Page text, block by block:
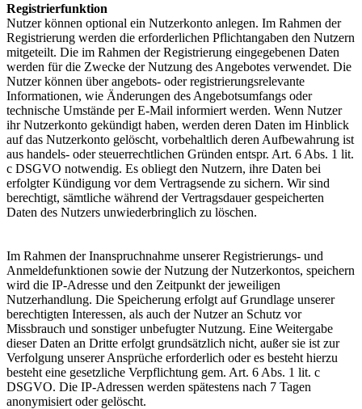
Registrierfunktion
Nutzer können optional ein Nutzerkonto anlegen. Im Rahmen der
Registrierung werden die erforderlichen Pflichtangaben den Nutzern
mitgeteilt. Die im Rahmen der Registrierung eingegebenen Daten
werden für die Zwecke der Nutzung des Angebotes verwendet. Die
Nutzer können über angebots- oder registrierungsrelevante
Informationen, wie Änderungen des Angebotsumfangs oder
technische Umstände per E-Mail informiert werden. Wenn Nutzer
ihr Nutzerkonto gekündigt haben, werden deren Daten im Hinblick
auf das Nutzerkonto gelöscht, vorbehaltlich deren Aufbewahrung ist
aus handels- oder steuerrechtlichen Gründen entspr. Art. 6 Abs. 1 lit.
c DSGVO notwendig. Es obliegt den Nutzern, ihre Daten bei
erfolgter Kündigung vor dem Vertragsende zu sichern. Wir sind
berechtigt, sämtliche während der Vertragsdauer gespeicherten
Daten des Nutzers unwiederbringlich zu löschen.
Im Rahmen der Inanspruchnahme unserer Registrierungs- und
Anmeldefunktionen sowie der Nutzung der Nutzerkontos, speichern
wird die IP-Adresse und den Zeitpunkt der jeweiligen
Nutzerhandlung. Die Speicherung erfolgt auf Grundlage unserer
berechtigten Interessen, als auch der Nutzer an Schutz vor
Missbrauch und sonstiger unbefugter Nutzung. Eine Weitergabe
dieser Daten an Dritte erfolgt grundsätzlich nicht, außer sie ist zur
Verfolgung unserer Ansprüche erforderlich oder es besteht hierzu
besteht eine gesetzliche Verpflichtung gem. Art. 6 Abs. 1 lit. c
DSGVO. Die IP-Adressen werden spätestens nach 7 Tagen
anonymisiert oder gelöscht.